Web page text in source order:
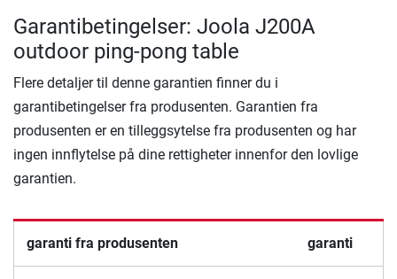
Garantibetingelser: Joola J200A
outdoor ping-pong table
Flere detaljer til denne garantien finner du i
garantibetingelser fra produsenten. Garantien fra
produsenten er en tilleggsytelse fra produsenten og har
ingen innflytelse på dine rettigheter innenfor den lovlige
garantien.
garanti fra produsenten garanti